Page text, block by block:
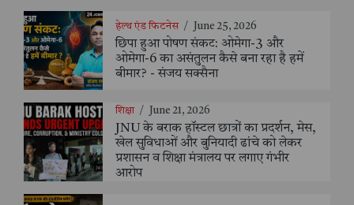
हेल्थ एंड फिटनेस / June 25, 2026
छिपा हुआ पोषण संकट: ओमेगा-3 और
ओमेगा-6 का असंतुलन कैसे बना रहा है हमें
बीमार? - संजय सक्सैना
शिक्षा / June 21, 2026
JNU के बराक हॉस्टल छात्रों का प्रदर्शन, मेस,
खेल सुविधाओं और बुनियादी ढांचे को लेकर
प्रशासन व शिक्षा मंत्रालय पर लगाए गंभीर
आरोप